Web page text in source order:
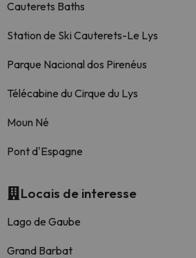
Cauterets Baths
Station de Ski Cauterets-Le Lys
Parque Nacional dos Pirenéus
Télécabine du Cirque du Lys
Moun Né
Pont d'Espagne
Locais de interesse
Lago de Gaube
Grand Barbat